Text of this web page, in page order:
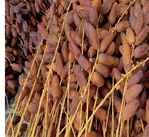
Circuits touristiques
Tourisme
Régions
Hotels